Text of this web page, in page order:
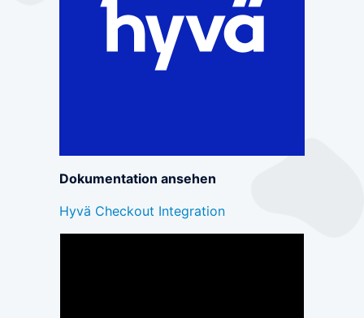
Dokumentation ansehen
Hyvä Checkout Integration